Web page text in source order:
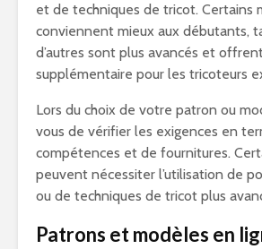
et de techniques de tricot. Certains
conviennent mieux aux débutants,
d’autres sont plus avancés et
supplémentaire pour les tricoteurs
Lors du choix de votre patron ou
vous de vérifier les exigences en
compétences et de fournitures.
peuvent nécessiter l’utilisation de
ou de techniques de tricot plus
Patrons et modèles en